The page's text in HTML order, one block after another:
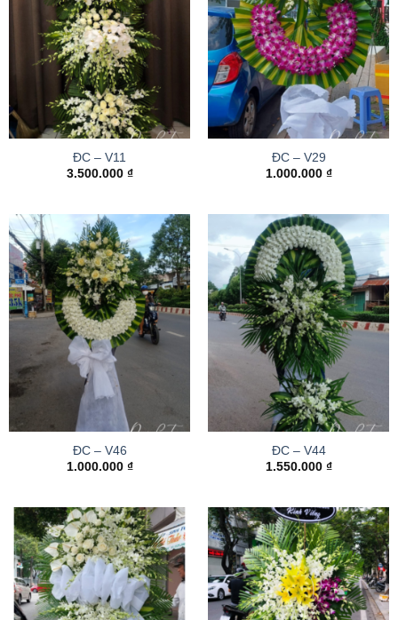
ĐC – V11
3.500.000 ₫
ĐC – V29
1.000.000 ₫
ĐC – V46
1.000.000 ₫
ĐC – V44
1.550.000 ₫